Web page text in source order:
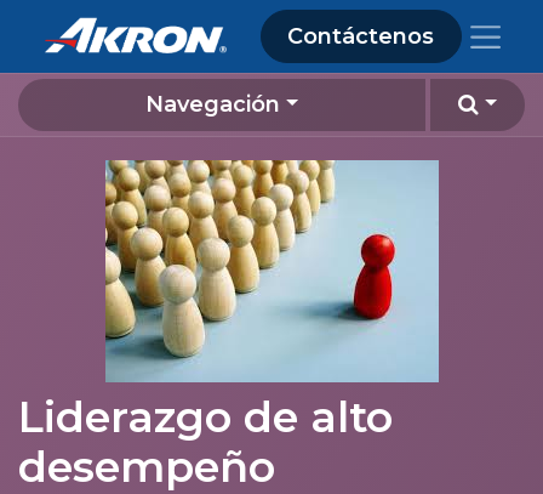
Contáctenos
Navegación
Liderazgo de alto
desempeño